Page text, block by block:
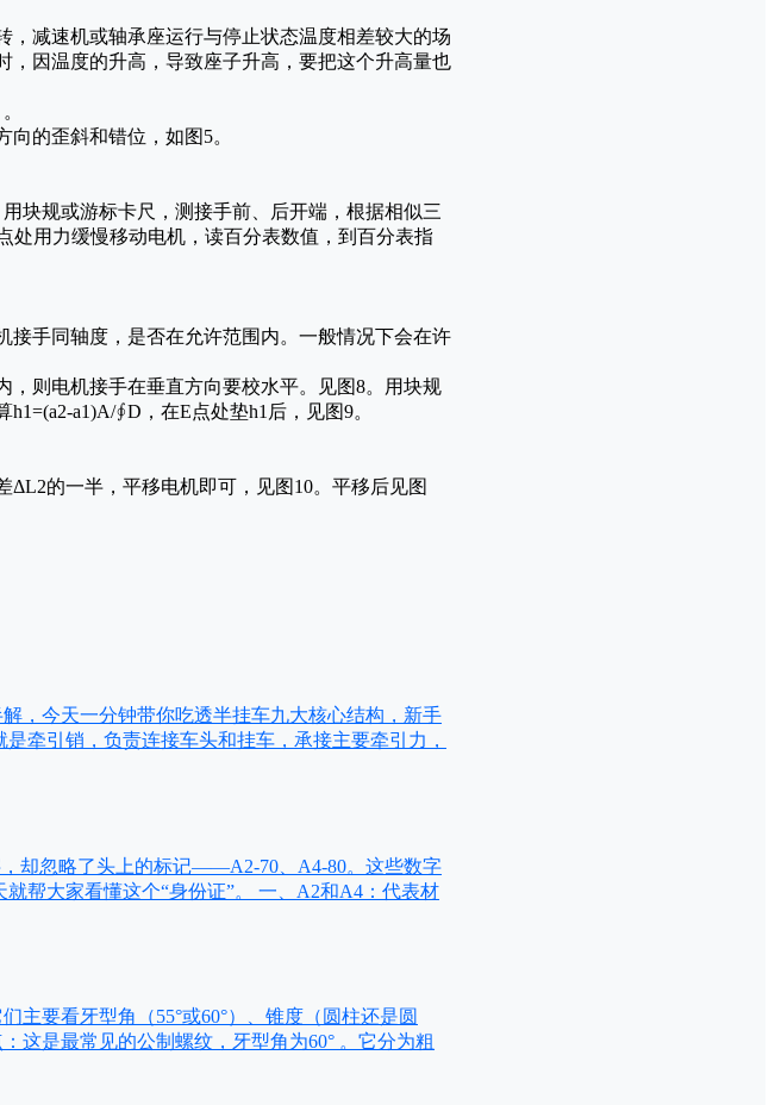
减速机或轴承座运行与停止状态温度相差较大的场
因温度的升高，导致座子升高，要把这个升高量也
的歪斜和错位，如图5。
规或游标卡尺，测接手前、后开端，根据相似三
处用力缓慢移动电机，读百分表数值，到百分表指
手同轴度，是否在允许范围内。一般情况下会在许
则电机接手在垂直方向要校水平。见图8。用块规
a1)A/∮D，在E点处垫h1后，见图9。
的一半，平移电机即可，见图10。平移后见图
，今天一分钟带你吃透半挂车九大核心结构，新手
牵引销，负责连接车头和挂车，承接主要牵引力，
却忽略了头上的标记——A2-70、A4-80。这些数字
帮大家看懂这个“身份证”。 一、A2和A4：代表材
主要看牙型角（55°或60°）、锥度（圆柱还是圆
这是最常见的公制螺纹，牙型角为60° 。它分为粗